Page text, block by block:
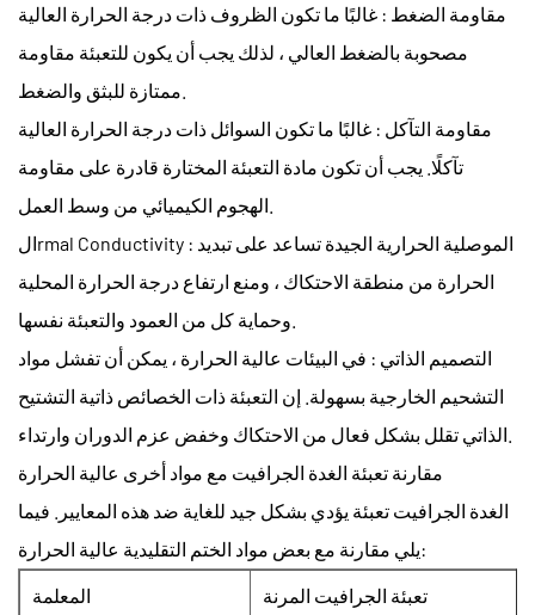
مقاومة الضغط : غالبًا ما تكون الظروف ذات درجة الحرارة العالية
مصحوبة بالضغط العالي ، لذلك يجب أن يكون للتعبئة مقاومة
مقاومة التآكل : غالبًا ما تكون السوائل ذات درجة الحرارة العالية
تآكلًا. يجب أن تكون مادة التعبئة المختارة قادرة على مقاومة
الrmal Conductivity : الموصلية الحرارية الجيدة تساعد على تبديد
الحرارة من منطقة الاحتكاك ، ومنع ارتفاع درجة الحرارة المحلية
التصميم الذاتي : في البيئات عالية الحرارة ، يمكن أن تفشل مواد
التشحيم الخارجية بسهولة. إن التعبئة ذات الخصائص ذاتية التشتيح
مقارنة تعبئة الغدة الجرافيت مع مواد أخرى عالية الحرارة
الغدة الجرافيت تعبئة يؤدي بشكل جيد للغاية ضد هذه المعايير. فيما
يلي مقارنة مع بعض مواد الختم التقليدية عالية الحرارة:
المعلمة تعبئة الجرافيت المرنة